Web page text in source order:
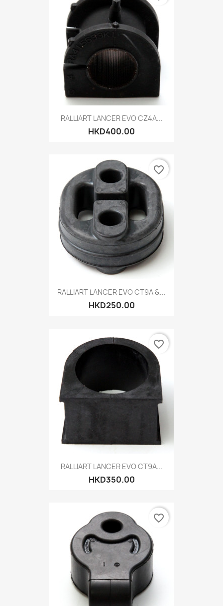
RALLIART LANCER EVO CZ4A...
HKD400.00
RALLIART LANCER EVO CT9A &...
HKD250.00
favorite_border
RALLIART LANCER EVO CT9A...
HKD350.00
favorite_border
favorite_border